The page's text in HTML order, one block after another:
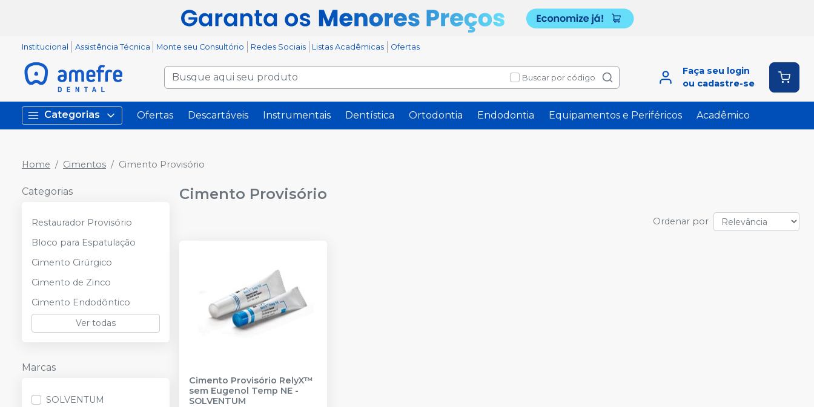
Institucional Assistência Técnica Monte seu Consultório Redes Sociais Listas Acadêmicas Ofertas
Buscar por código
Faça seu login
ou cadastre-se
Categorias Ofertas Descartáveis Instrumentais Dentística Ortodontia Endodontia Equipamentos e Periféricos Acadêmico
Home Cimentos Cimento Provisório
Categorias
Restaurador Provisório
Bloco para Espatulação
Cimento Cirúrgico
Cimento de Zinco
Cimento Endodôntico
Ver todas
Marcas
SOLVENTUM
Cimento Provisório
Ordenar por
Cimento Provisório RelyX™
sem Eugenol Temp NE -
SOLVENTUM